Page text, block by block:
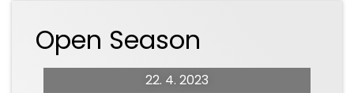
Open Season
22. 4. 2023